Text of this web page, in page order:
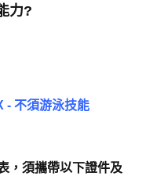
力?
- 不須游泳技能
，須攜帶以下證件及